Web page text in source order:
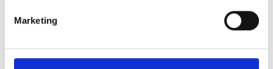
Marketing
Toegangscontrole